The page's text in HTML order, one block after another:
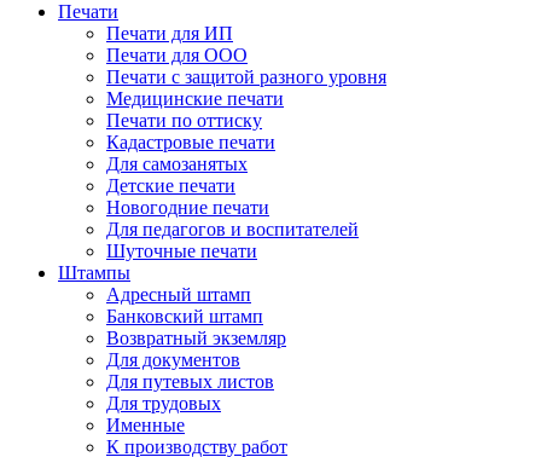
Печати
Печати для ИП
Печати для ООО
Печати с защитой разного уровня
Медицинские печати
Печати по оттиску
Кадастровые печати
Для самозанятых
Детские печати
Новогодние печати
Для педагогов и воспитателей
Шуточные печати
Штампы
Адресный штамп
Банковский штамп
Возвратный экземляр
Для документов
Для путевых листов
Для трудовых
Именные
К производству работ